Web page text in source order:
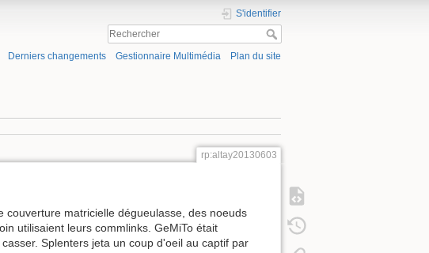
S'identifier
Derniers changements Gestionnaire Multimédia Plan du site
rp:altay20130603
matricielle dégueulasse, des noeuds
utilisaient leurs commlinks. GeMiTo était
Splenters jeta un coup d'oeil au captif par